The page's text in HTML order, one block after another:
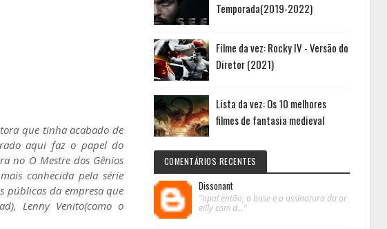
que tinha acabado de
aqui faz o papel do
no O Mestre dos Gênios
conhecida pela série
públicas da empresa que
Lenny Venito(como o
Temporada(2019-2022)
Filme da vez: Rocky IV - Versão do
Diretor (2021)
Lista da vez: Os 10 melhores
filmes de fantasia medieval
COMENTÁRIOS RECENTES
Dissonant
"opa! então, a base e a assinatura da or
eilly com d..."